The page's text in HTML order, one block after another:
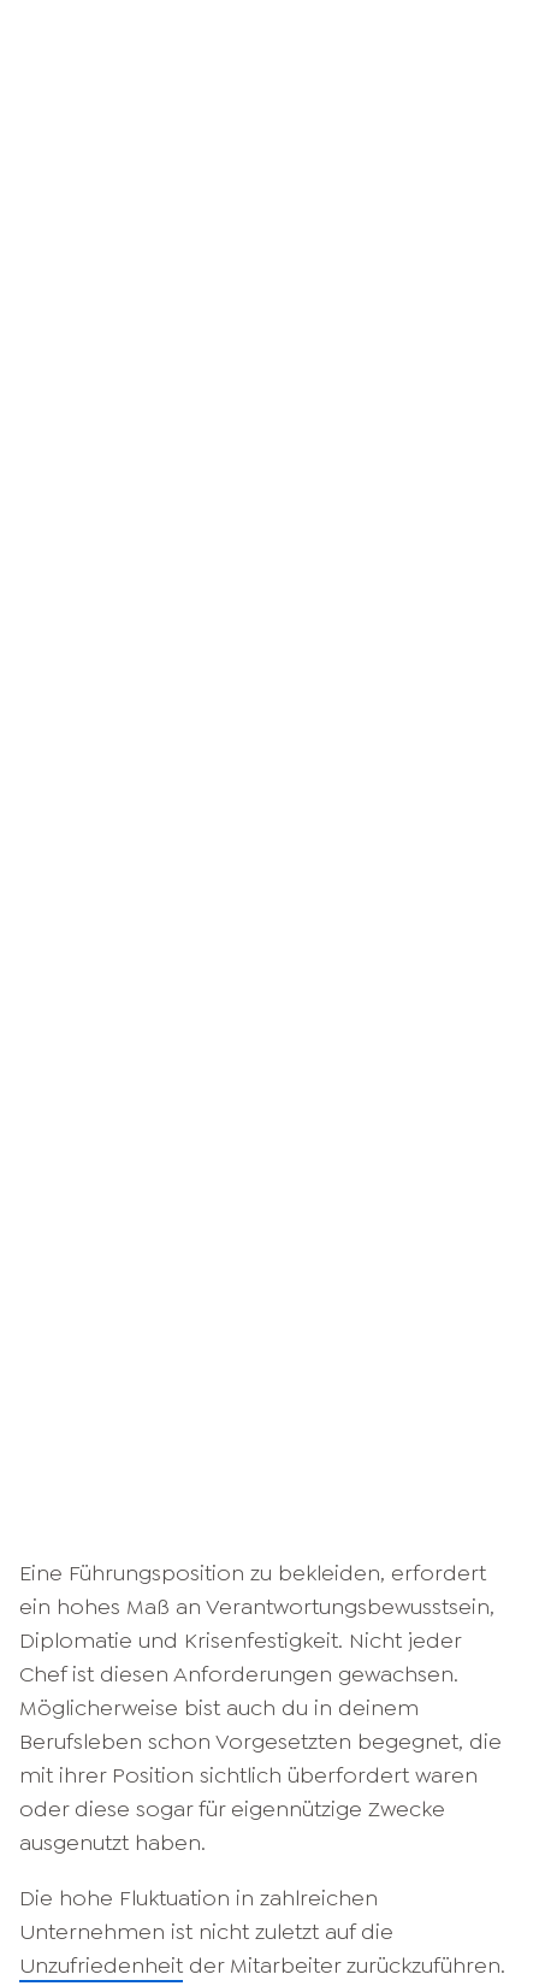
Eine Führungsposition zu bekleiden, erfordert
ein hohes Maß an Verantwortungsbewusstsein,
Diplomatie und Krisenfestigkeit. Nicht jeder
Chef ist diesen Anforderungen gewachsen.
Möglicherweise bist auch du in deinem
Berufsleben schon Vorgesetzten begegnet, die
mit ihrer Position sichtlich überfordert waren
oder diese sogar für eigennützige Zwecke
ausgenutzt haben.
Die hohe Fluktuation in zahlreichen
Unternehmen ist nicht zuletzt auf die
Unzufriedenheit der Mitarbeiter zurückzuführen.